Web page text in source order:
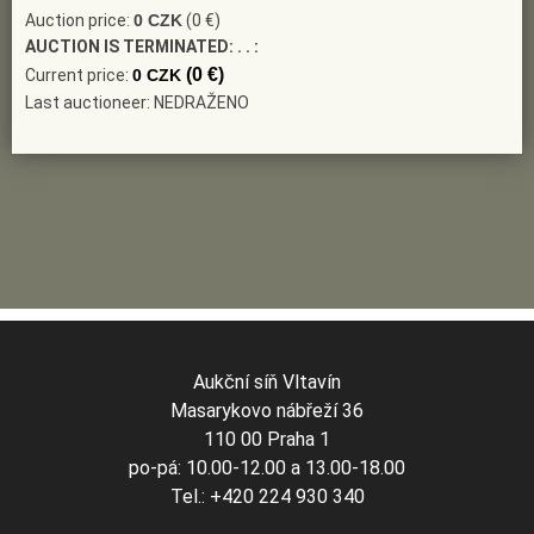
Auction price: 0 CZK(0 €)
AUCTION IS TERMINATED: . . :
Current price: 0 CZK (0 €)
Last auctioneer: NEDRAŽENO
Aukční síň Vltavín
Masarykovo nábřeží 36
110 00 Praha 1
po-pá: 10.00-12.00 a 13.00-18.00
Tel.: +420 224 930 340